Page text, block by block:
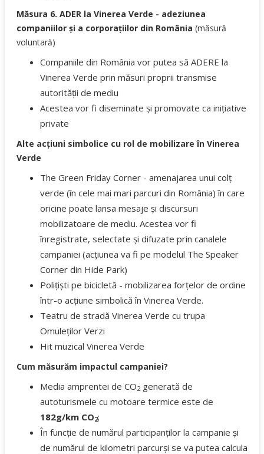
Măsura 6. ADER la Vinerea Verde - adeziunea
companiilor și a corporațiilor din România (măsură
voluntară)
Companiile din România vor putea să ADERE la
Vinerea Verde prin măsuri proprii transmise
autorității de mediu
Acestea vor fi diseminate și promovate ca inițiative
private
Alte acțiuni simbolice cu rol de mobilizare în Vinerea
Verde
The Green Friday Corner - amenajarea unui colț
verde (în cele mai mari parcuri din România) în care
oricine poate lansa mesaje și discursuri
mobilizatoare de mediu. Acestea vor fi
înregistrate, selectate și difuzate prin canalele
campaniei (acțiunea va fi pe modelul The Speaker
Corner din Hide Park)
Polițiști pe bicicletă - mobilizarea forțelor de ordine
într-o acțiune simbolică în Vinerea Verde.
Teatru de stradă Vinerea Verde cu trupa
Omuleților Verzi
Hit muzical Vinerea Verde
Cum măsurăm impactul campaniei?
Media amprentei de CO2 generată de
autoturismele cu motoare termice este de
182g/km CO2;
În funcție de numărul participanților la campanie și
de numărul de kilometri parcurși se va putea calcula